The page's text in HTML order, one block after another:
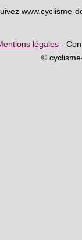
www.cyclisme-
légales-
©